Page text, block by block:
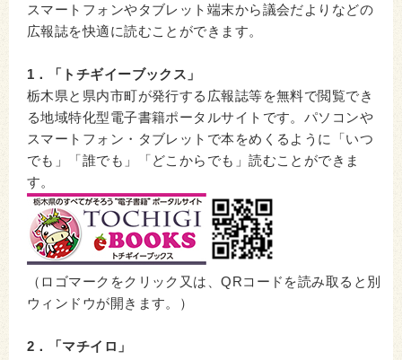
スマートフォンやタブレット端末から議会だよりなどの
広報誌を快適に読むことができます。
1．「トチギイーブックス」
栃木県と県内市町が発行する広報誌等を無料で閲覧でき
る地域特化型電子書籍ポータルサイトです。パソコンや
スマートフォン・タブレットで本をめくるように「いつ
でも」「誰でも」「どこからでも」読むことができま
す。
（ロゴマークをクリック又は、QRコードを読み取ると別
ウィンドウが開きます。）
2．「マチイロ」